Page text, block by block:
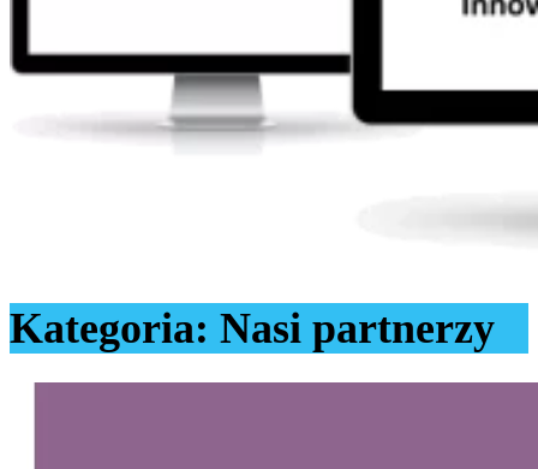
Kategoria: Nasi partnerzy